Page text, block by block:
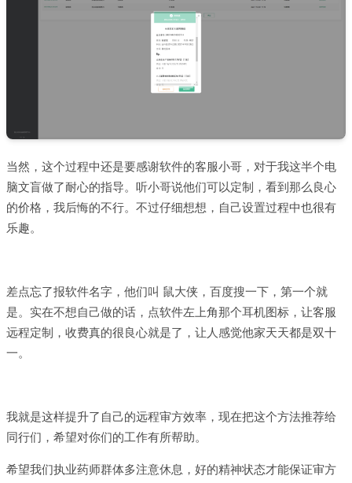
当然，这个过程中还是要感谢软件的客服小哥，对于我这半个电
脑文盲做了耐心的指导。听小哥说他们可以定制，看到那么良心
的价格，我后悔的不行。不过仔细想想，自己设置过程中也很有
乐趣。
差点忘了报软件名字，他们叫 鼠大侠，百度搜一下，第一个就
是。实在不想自己做的话，点软件左上角那个耳机图标，让客服
远程定制，收费真的很良心就是了，让人感觉他家天天都是双十
一。
我就是这样提升了自己的远程审方效率，现在把这个方法推荐给
同行们，希望对你们的工作有所帮助。
希望我们执业药师群体多注意休息，好的精神状态才能保证审方